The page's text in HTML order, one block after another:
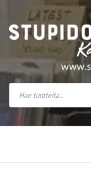
Stupido